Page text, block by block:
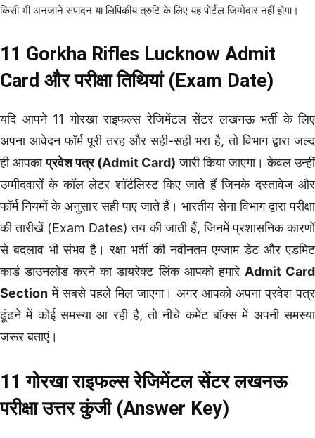
किसी भी अनजाने संपादन या लिपिकीय त्रुटि के लिए यह पोर्टल जिम्मेदार नहीं होगा।
11 Gorkha Rifles Lucknow Admit
Card और परीक्षा तिथियां (Exam Date)
यदि आपने 11 गोरखा राइफल्स रेजिमेंटल सेंटर लखनऊ भर्ती के लिए
अपना आवेदन फॉर्म पूरी तरह और सही-सही भरा है, तो विभाग द्वारा जल्द
ही आपकाप्रवेश पत्र (Admit Card) जारी किया जाएगा। केवल उन्हीं
उम्मीदवारों के कॉल लेटर शॉर्टलिस्ट किए जाते हैं जिनके दस्तावेज और
फॉर्म नियमों के अनुसार सही पाए जाते हैं। भारतीय सेना विभाग द्वारा परीक्षा
की तारीखें (Exam Dates) तय की जाती हैं, जिनमें प्रशासनिक कारणों
से बदलाव भी संभव है। रक्षा भर्ती की नवीनतम एग्जाम डेट और एडमिट
कार्ड डाउनलोड करने का डायरेक्ट लिंक आपको हमारे Admit Card
Section में सबसे पहले मिल जाएगा। अगर आपको अपना प्रवेश पत्र
ढूंढने में कोई समस्या आ रही है, तो नीचे कमेंट बॉक्स में अपनी समस्या
जरूर बताएं।
11 गोरखा राइफल्स रेजिमेंटल सेंटर लखनऊ
परीक्षा उत्तर कुंजी (Answer Key)